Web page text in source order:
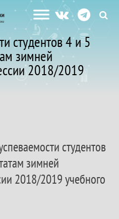
студентов 4 и 5
зимней
2018/2019
студентов
зимней
2018/2019 учебного